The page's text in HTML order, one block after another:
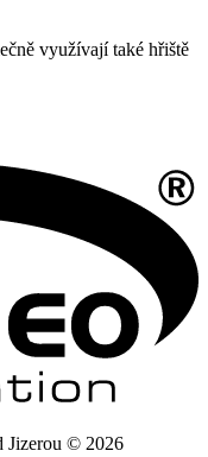
využívají také hřiště
Jizerou © 2026